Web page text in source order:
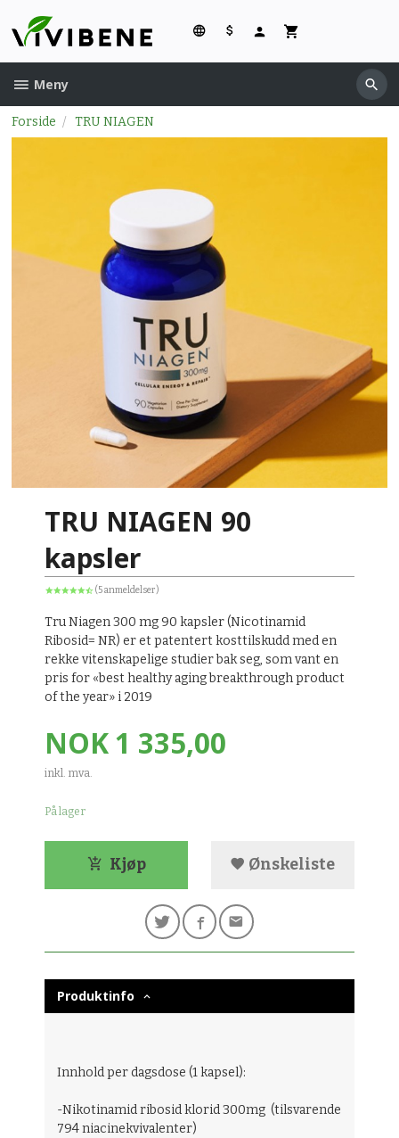
innholdet
Meny
Forside TRU NIAGEN
TRU NIAGEN 90
kapsler
(5 anmeldelser)
Tru Niagen 300 mg 90 kapsler (Nicotinamid
Ribosid= NR) er et patentert kosttilskudd med en
rekke vitenskapelige studier bak seg, som vant en
pris for «best healthy aging breakthrough product
of the year» i 2019
Pris
NOK 1 335,00
inkl. mva.
På lager
Kjøp Ønskeliste
Produktinfo
Innhold per dagsdose (1 kapsel):
-Nikotinamid ribosid klorid 300mg (tilsvarende
794 niacinekvivalenter)